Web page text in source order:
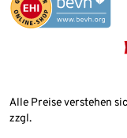
Alle Preise verstehen
zzgl.